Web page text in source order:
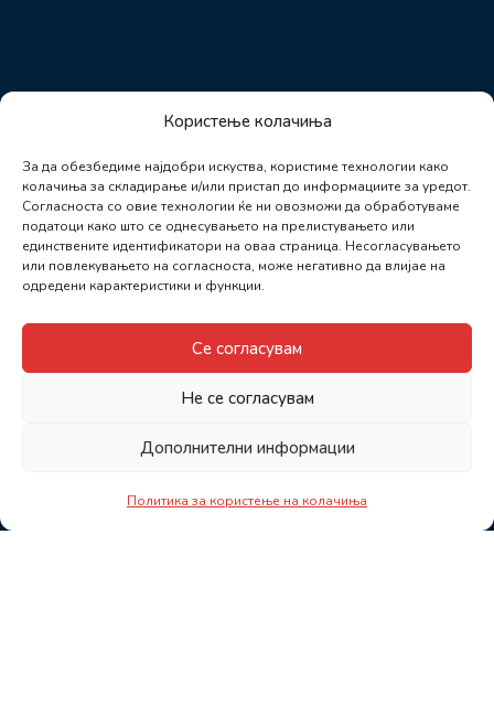
Користење колачиња
За да обезбедиме најдобри искуства, користиме технологии како
колачиња за складирање и/или пристап до информациите за уредот.
Согласноста со овие технологии ќе ни овозможи да обработуваме
податоци како што се однесувањето на прелистувањето или
единствените идентификатори на оваа страница. Несогласувањето
или повлекувањето на согласноста, може негативно да влијае на
одредени карактеристики и функции.
Се согласувам
Не се согласувам
Дополнителни информации
Политика за користење на колачиња